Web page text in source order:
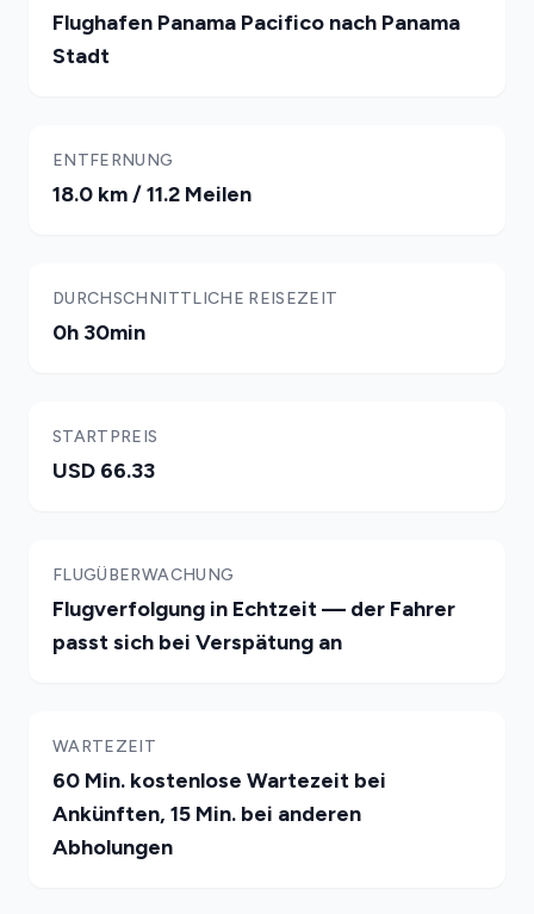
Flughafen Panama Pacifico nach Panama
Stadt
ENTFERNUNG
18.0 km / 11.2 Meilen
DURCHSCHNITTLICHE REISEZEIT
0h 30min
STARTPREIS
USD 66.33
FLUGÜBERWACHUNG
Flugverfolgung in Echtzeit — der Fahrer
passt sich bei Verspätung an
WARTEZEIT
60 Min. kostenlose Wartezeit bei
Ankünften, 15 Min. bei anderen
Abholungen